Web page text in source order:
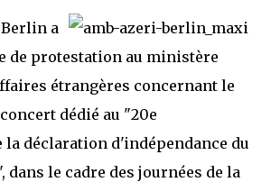
a
de protestation au ministère
étrangères concernant le
dédié au "20e
la déclaration d'indépendance du
dans le cadre des journées de la